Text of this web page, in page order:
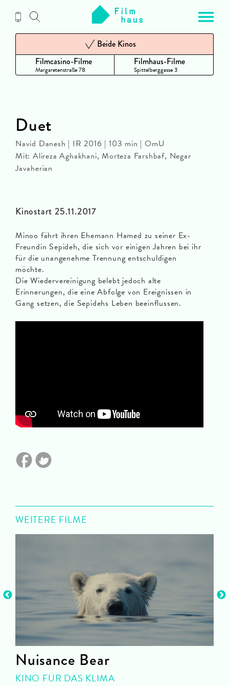
Inhalt
Filmcasino-Filme
Margaretenstraße 78
Beide Kinos
Filmhaus-Filme
Spittelberggasse 3
Kinostart 25.11.2017
Minoo fährt ihren Ehemann Hamed zu seiner Ex-
Freundin Sepideh, die sich vor einigen Jahren bei ihr
für die unangenehme Trennung entschuldigen
möchte.
Die Wiedervereinigung belebt jedoch alte
Erinnerungen, die eine Abfolge von Ereignissen in
Gang setzen, die Sepidehs Leben beeinflussen.
Duet
Navid Danesh | IR 2016 | 103 min | OmU
Mit: Alireza Aghakhani, Morteza Farshbaf, Negar
Javaherian
WEITERE FILME
Nuisance Bear
KINO FÜR DAS KLIMA